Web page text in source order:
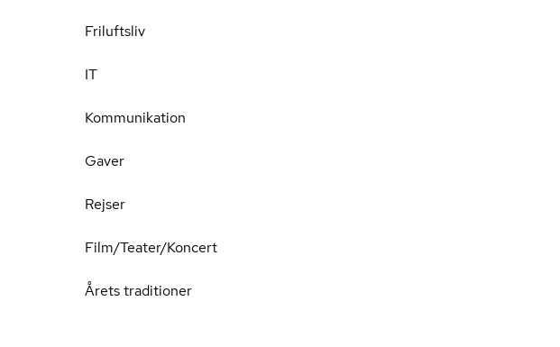
Friluftsliv
IT
Kommunikation
Gaver
Rejser
Film/Teater/Koncert
Årets traditioner